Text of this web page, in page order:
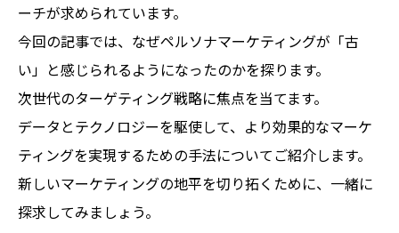
ーチが求められています。
今回の記事では、なぜペルソナマーケティングが「古
い」と感じられるようになったのかを探ります。
次世代のターゲティング戦略に焦点を当てます。
データとテクノロジーを駆使して、より効果的なマーケ
ティングを実現するための手法についてご紹介します。
新しいマーケティングの地平を切り拓くために、一緒に
探求してみましょう。